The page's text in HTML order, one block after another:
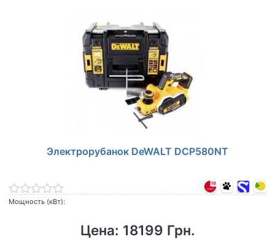
Электрорубанок DeWALT DCP580NT
Мощность (кВт):
Цена: 18199 Грн.